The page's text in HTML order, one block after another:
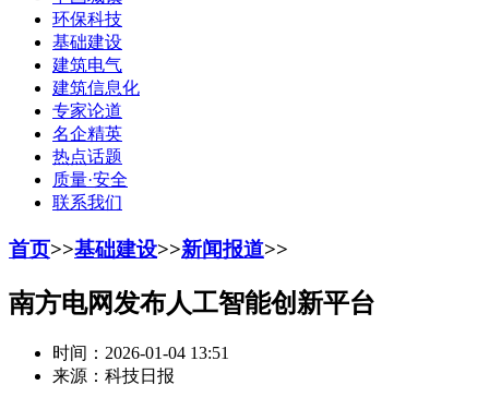
环保科技
基础建设
建筑电气
建筑信息化
专家论道
名企精英
热点话题
质量·安全
联系我们
首页>>基础建设>>新闻报道>>
南方电网发布人工智能创新平台
时间：2026-01-04 13:51
来源：科技日报